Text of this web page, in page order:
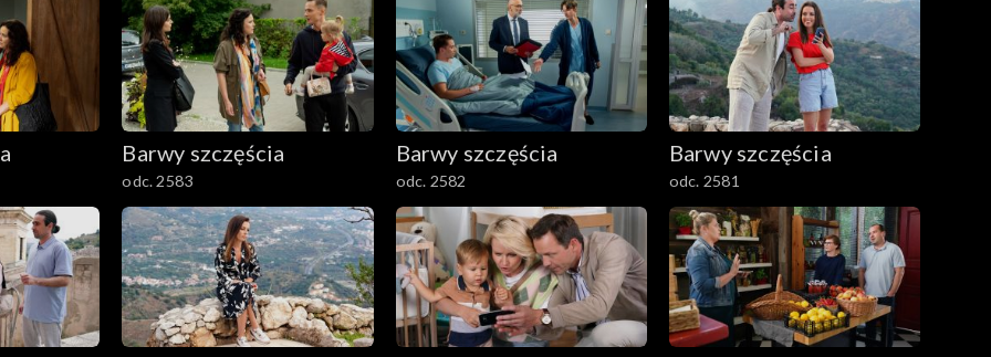
Barwy szczęścia
odc. 2583
Barwy szczęścia
odc. 2582
Barwy szczęścia
odc. 2581